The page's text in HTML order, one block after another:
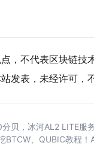
，不代表区块链技
发表，未经许可，
贝，冰河AL2 LITE服
BTCW、QUBIC教程